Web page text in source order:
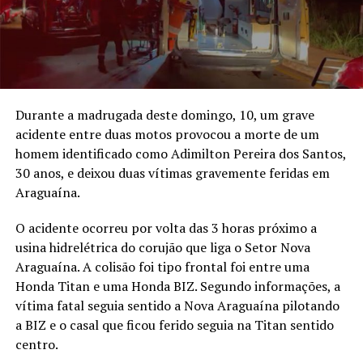
Durante a madrugada deste domingo, 10, um grave
acidente entre duas motos provocou a morte de um
homem identificado como Adimilton Pereira dos Santos,
30 anos, e deixou duas vítimas gravemente feridas em
Araguaína.
O acidente ocorreu por volta das 3 horas próximo a
usina hidrelétrica do corujão que liga o Setor Nova
Araguaína. A colisão foi tipo frontal foi entre uma
Honda Titan e uma Honda BIZ. Segundo informações, a
vítima fatal seguia sentido a Nova Araguaína pilotando
a BIZ e o casal que ficou ferido seguia na Titan sentido
centro.